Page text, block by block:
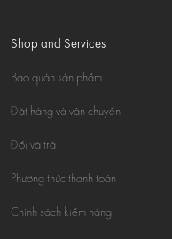
Shop and Services
Bảo quản sản phẩm
Đặt hàng và vận chuyển
Đổi và trả
Phương thức thanh toán
Chính sách kiểm hàng